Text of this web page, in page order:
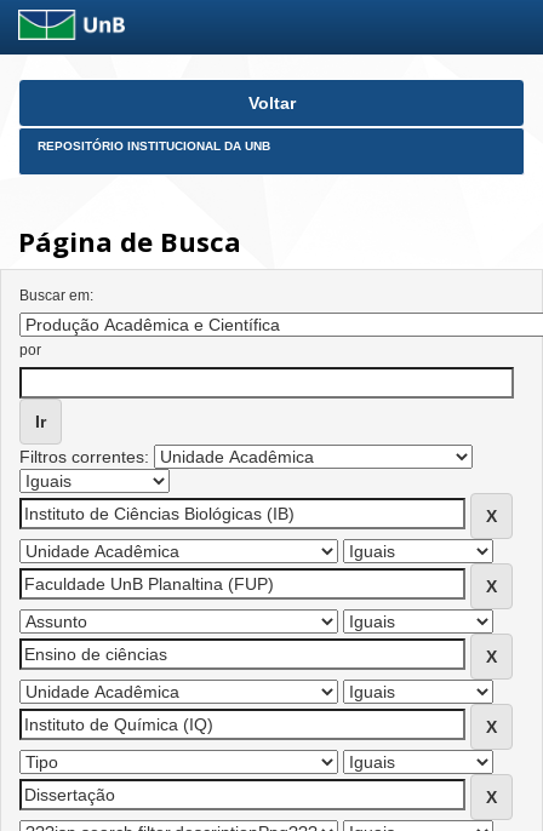
Skip
Voltar
REPOSITÓRIO INSTITUCIONAL DA UNB
Página de Busca
Buscar em:
por
Filtros correntes: